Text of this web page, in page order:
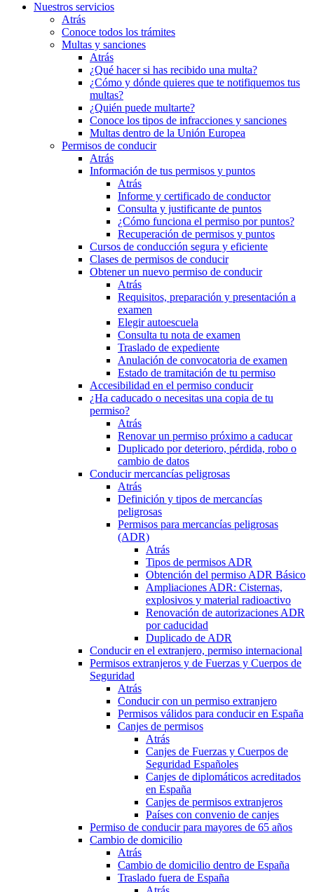
Nuestros servicios
Atrás
Conoce todos los trámites
Multas y sanciones
Atrás
¿Qué hacer si has recibido una multa?
¿Cómo y dónde quieres que te notifiquemos tus
multas?
¿Quién puede multarte?
Conoce los tipos de infracciones y sanciones
Multas dentro de la Unión Europea
Permisos de conducir
Atrás
Información de tus permisos y puntos
Atrás
Informe y certificado de conductor
Consulta y justificante de puntos
¿Cómo funciona el permiso por puntos?
Recuperación de permisos y puntos
Cursos de conducción segura y eficiente
Clases de permisos de conducir
Obtener un nuevo permiso de conducir
Atrás
Requisitos, preparación y presentación a
examen
Elegir autoescuela
Consulta tu nota de examen
Traslado de expediente
Anulación de convocatoria de examen
Estado de tramitación de tu permiso
Accesibilidad en el permiso conducir
¿Ha caducado o necesitas una copia de tu
permiso?
Atrás
Renovar un permiso próximo a caducar
Duplicado por deterioro, pérdida, robo o
cambio de datos
Conducir mercancías peligrosas
Atrás
Definición y tipos de mercancías
peligrosas
Permisos para mercancías peligrosas
(ADR)
Atrás
Tipos de permisos ADR
Obtención del permiso ADR Básico
Ampliaciones ADR: Cisternas,
explosivos y material radioactivo
Renovación de autorizaciones ADR
por caducidad
Duplicado de ADR
Conducir en el extranjero, permiso internacional
Permisos extranjeros y de Fuerzas y Cuerpos de
Seguridad
Atrás
Conducir con un permiso extranjero
Permisos válidos para conducir en España
Canjes de permisos
Atrás
Canjes de Fuerzas y Cuerpos de
Seguridad Españoles
Canjes de diplomáticos acreditados
en España
Canjes de permisos extranjeros
Países con convenio de canjes
Permiso de conducir para mayores de 65 años
Cambio de domicilio
Atrás
Cambio de domicilio dentro de España
Traslado fuera de España